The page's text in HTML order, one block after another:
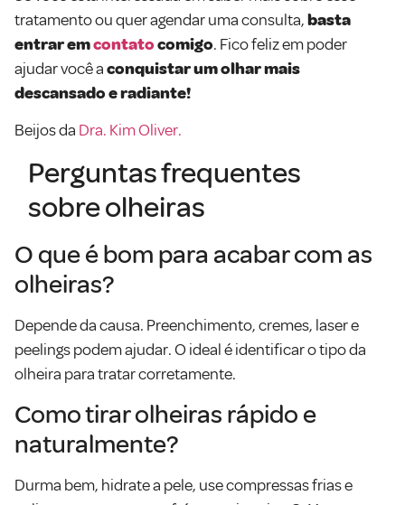
tratamento ou quer agendar uma consulta,basta
entrar emcontatocomigo. Fico feliz em poder
ajudar você aconquistar um olhar mais
descansado e radiante!
Beijos da Dra. Kim Oliver.
Perguntas frequentes
sobre olheiras
O que é bom para acabar com as
olheiras?
Depende da causa. Preenchimento, cremes, laser e
peelings podem ajudar. O ideal é identificar o tipo da
olheira para tratar corretamente.
Como tirar olheiras rápido e
naturalmente?
Durma bem, hidrate a pele, use compressas frias e